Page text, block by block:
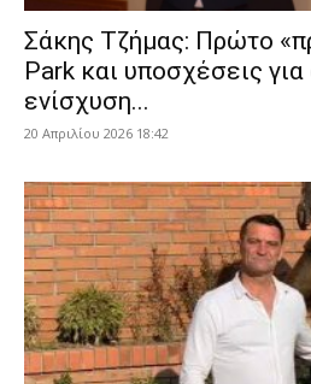
Σάκης Τζήμας: Πρώτο
Park και υποσχέσεις για
ενίσχυση...
20 Απριλίου 2026 18:42